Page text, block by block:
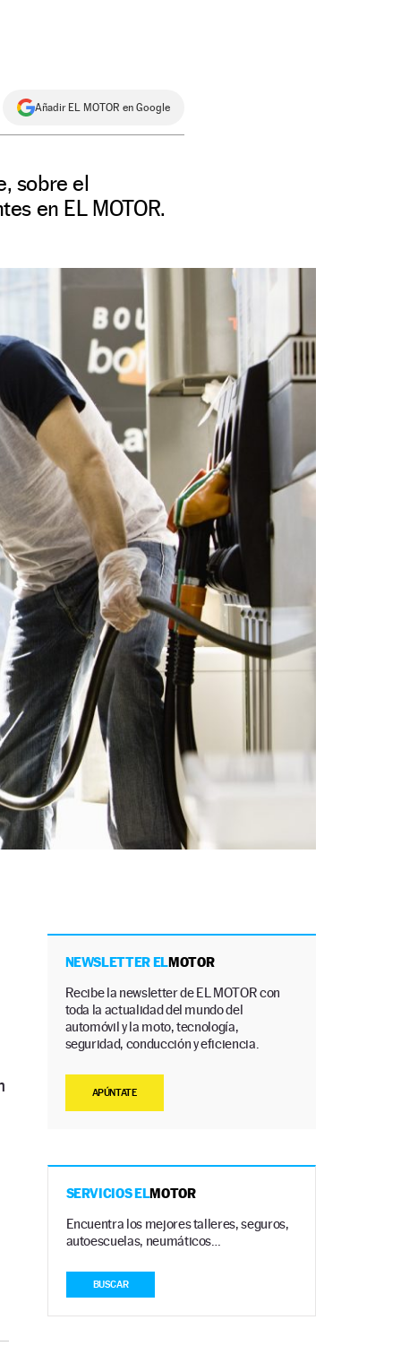
Añadir EL MOTOR en Google
sobre el
en EL MOTOR.
NEWSLETTER ELMOTOR
Recibe la newsletter de EL MOTOR con
toda la actualidad del mundo del
automóvil y la moto, tecnología,
seguridad, conducción y eficiencia.
APÚNTATE
SERVICIOS ELMOTOR
Encuentra los mejores talleres, seguros,
autoescuelas, neumáticos…
BUSCAR